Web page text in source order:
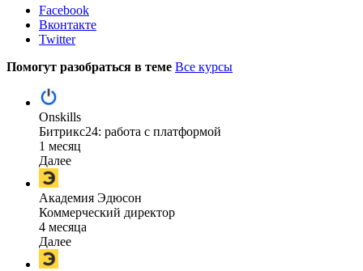
Facebook
Вконтакте
Twitter
Помогут разобраться в теме Все курсы
Onskills
Битрикс24: работа с платформой
1 месяц
Далее
Академия Эдюсон
Коммерческий директор
4 месяца
Далее